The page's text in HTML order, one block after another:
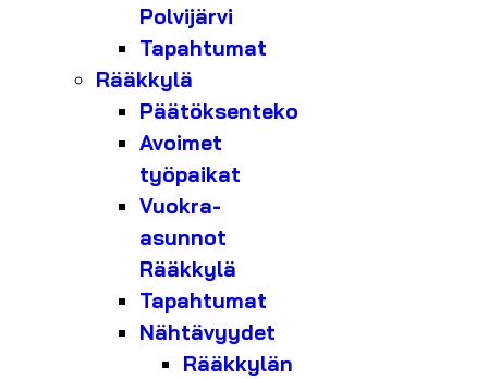
Polvijärvi
Tapahtumat
Rääkkylä
Päätöksenteko
Avoimet
työpaikat
Vuokra-
asunnot
Rääkkylä
Tapahtumat
Nähtävyydet
Rääkkylän